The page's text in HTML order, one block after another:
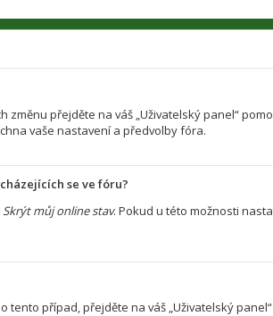
přejděte na váš „Uživatelský panel“
vaše nastavení a předvolby fóra.
se ve fóru?
Skrýt můj online stav. Pokud u této možnosti
případ, přejděte na váš „Uživatelský